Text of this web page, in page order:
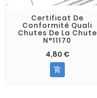
Certificat De
Conformité Quali
Chutes De La Chute
N°11170
4,80 €
